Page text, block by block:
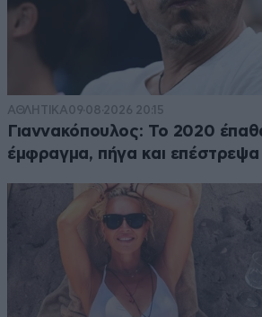
ΑΘΛΗΤΙΚΑ09·08·2026 20:15
Γιαννακόπουλος: Το 2020
έμφραγμα, πήγα και